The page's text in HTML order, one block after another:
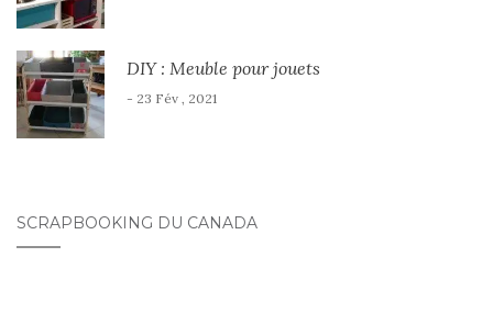
DIY : Meuble pour jouets
- 23 Fév , 2021
SCRAPBOOKING DU CANADA